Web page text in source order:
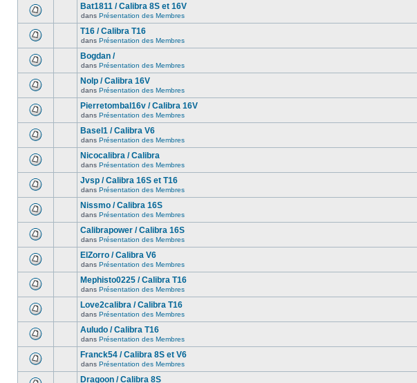
Bat1811 / Calibra 8S et 16V
dans Présentation des Membres
T16 / Calibra T16
dans Présentation des Membres
Bogdan /
dans Présentation des Membres
Nolp / Calibra 16V
dans Présentation des Membres
Pierretombal16v / Calibra 16V
dans Présentation des Membres
Basel1 / Calibra V6
dans Présentation des Membres
Nicocalibra / Calibra
dans Présentation des Membres
Jvsp / Calibra 16S et T16
dans Présentation des Membres
Nissmo / Calibra 16S
dans Présentation des Membres
Calibrapower / Calibra 16S
dans Présentation des Membres
ElZorro / Calibra V6
dans Présentation des Membres
Mephisto0225 / Calibra T16
dans Présentation des Membres
Love2calibra / Calibra T16
dans Présentation des Membres
Auludo / Calibra T16
dans Présentation des Membres
Franck54 / Calibra 8S et V6
dans Présentation des Membres
Dragoon / Calibra 8S